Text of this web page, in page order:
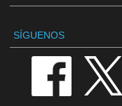
SÍGUENOS